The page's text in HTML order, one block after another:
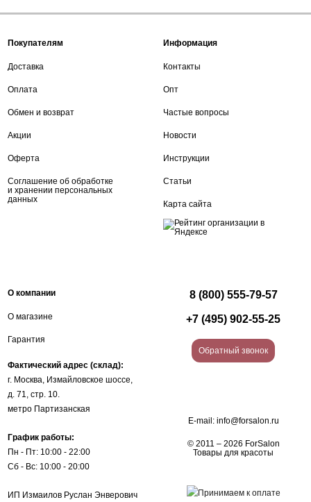
Покупателям
Доставка
Оплата
Обмен и возврат
Акции
Оферта
Соглашение об обработке
и хранении персональных
данных
Информация
Контакты
Опт
Частые вопросы
Новости
Инструкции
Статьи
Карта сайта
О компании
О магазине
Гарантия
Фактический адрес (склад):
г. Москва, Измайловское шоссе,
д. 71, стр. 10.
метро Партизанская
График работы:
Пн - Пт: 10:00 - 22:00
Сб - Вс: 10:00 - 20:00
ИП Измаилов Руслан Энверович
8 (800) 555-79-57
+7 (495) 902-55-25
Обратный звонок
E-mail: info@forsalon.ru
© 2011 – 2026 ForSalon
Товары для красоты